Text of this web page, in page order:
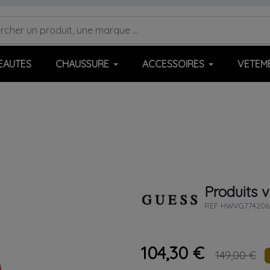
CHAUSSURE ACCESSOIRES
Produits
REF
104,30 € 149,00 €